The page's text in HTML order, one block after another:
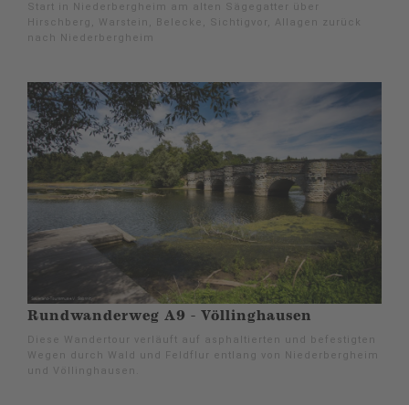
Start in Niederbergheim am alten Sägegatter über
Hirschberg, Warstein, Belecke, Sichtigvor, Allagen zurück
nach Niederbergheim
Rundwanderweg A9 - Völlinghausen
Diese Wandertour verläuft auf asphaltierten und befestigten
Wegen durch Wald und Feldflur entlang von Niederbergheim
und Völlinghausen.